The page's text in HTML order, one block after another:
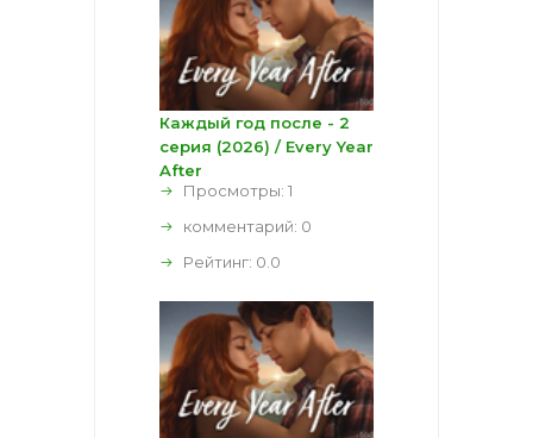
Каждый год после - 2
серия (2026) / Every Year
After
Просмотры: 1
комментарий: 0
Рейтинг: 0.0